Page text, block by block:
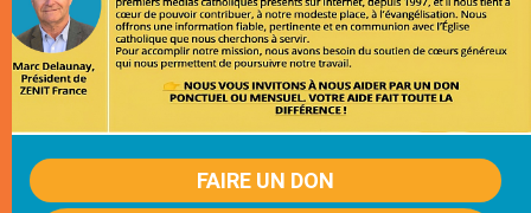
FAIRE UN DON